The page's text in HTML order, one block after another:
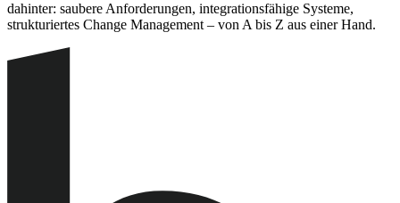
dahinter: saubere Anforderungen, integrationsfähige Systeme,
strukturiertes Change Management – von A bis Z aus einer Hand.